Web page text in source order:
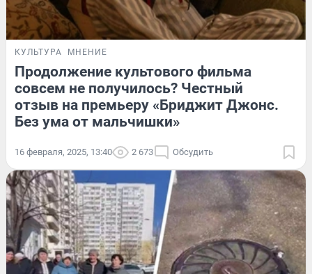
КУЛЬТУРА МНЕНИЕ
Продолжение культового фильма
совсем не получилось? Честный
отзыв на премьеру «Бриджит Джонс.
Без ума от мальчишки»
16 февраля, 2025, 13:40 2 673 Обсудить